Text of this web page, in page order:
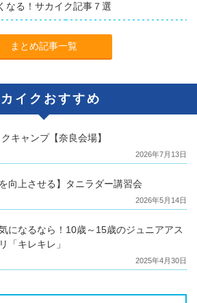
なる！サカイク記事７選
まとめ記事一覧
イクおすすめ
キャンプ【奈良会場】
2026年7月13日
向上させる】タニラダー講習会
2026年5月14日
になるなら！10歳～15歳のジュニアアス
「キレキレ」
2025年4月30日